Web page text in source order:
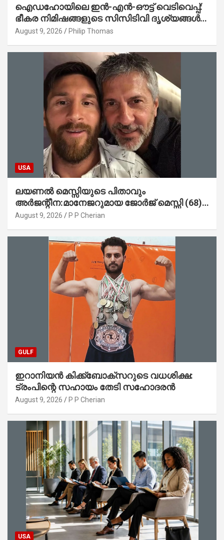
ഐഡഹോയിലെ ഇൻ-എൻ-ഔട്ട് വെടിവെപ്പ്:
ഭീകര നിമിഷങ്ങളുടെ സിസിടിവി ദൃശ്യങ്ങൾ
പുറത്ത്; ആക്രമണത്തിന് പിന്നിലെ കാരണം
August 9, 2026 Philip Thomas
USA
ലയണൽ മെസ്സിയുടെ പിതാവും
അർജന്റീന:മാനേജറുമായ ജോർജ് മെസ്സി (68)
അന്തരിച്ചു
August 9, 2026 P P Cherian
GULF
ഇറാനിയൻ കിക്ക്ബോക്സറുടെ വധശിക്ഷ:
ട്രംപിന്റെ സഹായം തേടി സഹോദരൻ
August 9, 2026 P P Cherian
USA